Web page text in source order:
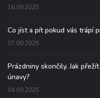
16.09.2025
Co jíst a pít pokud vás trápí
07.09.2025
Prázdniny skončily. Jak
únavy?
04.09.2025